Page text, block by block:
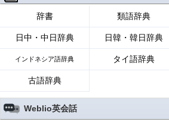
辞書 類語辞典
日中・中日辞典 日韓・韓日辞典
インドネシア語辞典 タイ語辞典
古語辞典
Weblio英会話